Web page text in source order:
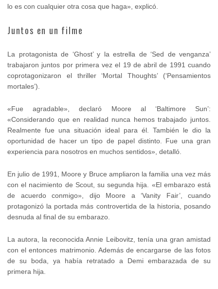
lo es con cualquier otra cosa que haga», explicó.
Juntos en un filme
La protagonista de ‘Ghost’ y la estrella de ‘Sed de venganza’
trabajaron juntos por primera vez el 19 de abril de 1991 cuando
coprotagonizaron el thriller ‘Mortal Thoughts’ (‘Pensamientos
mortales’).
«Fue agradable», declaró Moore al ‘Baltimore Sun’:
«Considerando que en realidad nunca hemos trabajado juntos.
Realmente fue una situación ideal para él. También le dio la
oportunidad de hacer un tipo de papel distinto. Fue una gran
experiencia para nosotros en muchos sentidos», detalló.
En julio de 1991, Moore y Bruce ampliaron la familia una vez más
con el nacimiento de Scout, su segunda hija. «El embarazo está
de acuerdo conmigo», dijo Moore a ‘Vanity Fair’, cuando
protagonizó la portada más controvertida de la historia, posando
desnuda al final de su embarazo.
La autora, la reconocida Annie Leibovitz, tenía una gran amistad
con el entonces matrimonio. Además de encargarse de las fotos
de su boda, ya había retratado a Demi embarazada de su
primera hija.